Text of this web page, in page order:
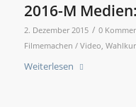
2016-M
2. Dezember 2015 / 0
Filmemachen / Video,
Weiterlesen